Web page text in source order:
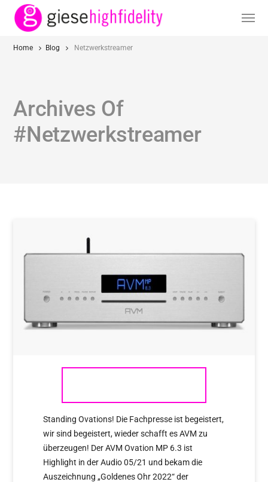
Home Blog Netzwerkstreamer
Archives Of
#Netzwerkstreamer
Standing Ovations! Die Fachpresse ist begeistert,
wir sind begeistert, wieder schafft es AVM zu
überzeugen! Der AVM Ovation MP 6.3 ist
Highlight in der Audio 05/21 und bekam die
Auszeichnung „Goldenes Ohr 2022“ der